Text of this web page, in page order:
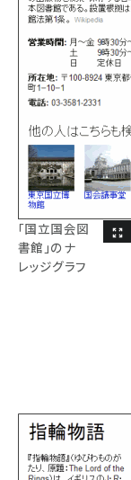
「国立国会図
書館」のナ
レッジグラフ